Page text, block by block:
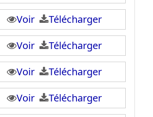
Voir
Télécharger
Voir
Télécharger
Voir
Télécharger
Voir
Télécharger